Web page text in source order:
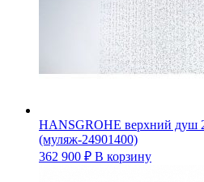
HANSGROHE верхний душ
(муляж-24901400)
362 900 ₽ В корзину